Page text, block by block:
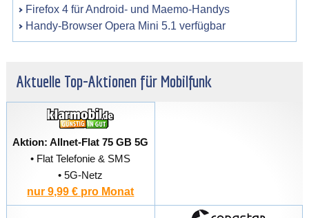
Firefox 4 für Android- und Maemo-Handys
Handy-Browser Opera Mini 5.1 verfügbar
Aktuelle Top-Aktionen für Mobilfunk
Aktion: Allnet-Flat 75 GB 5G
• Flat Telefonie & SMS
• 5G-Netz
nur 9,99 € pro Monat